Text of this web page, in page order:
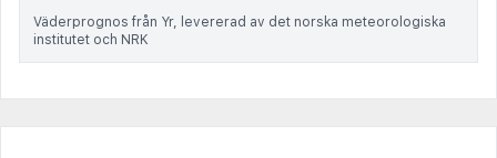
Väderprognos från Yr, levererad av det norska meteorologiska
institutet och NRK